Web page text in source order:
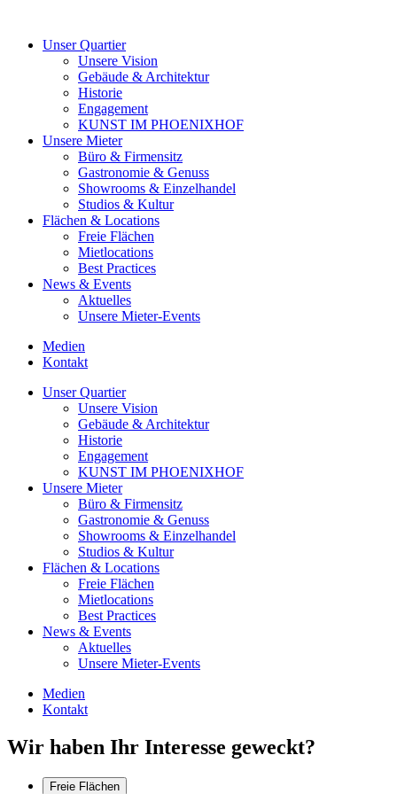
Unser Quartier
Unsere Vision
Gebäude & Architektur
Historie
Engagement
KUNST IM PHOENIXHOF
Unsere Mieter
Büro & Firmensitz
Gastronomie & Genuss
Showrooms & Einzelhandel
Studios & Kultur
Flächen & Locations
Freie Flächen
Mietlocations
Best Practices
News & Events
Aktuelles
Unsere Mieter-Events
Medien
Kontakt
Unser Quartier
Unsere Vision
Gebäude & Architektur
Historie
Engagement
KUNST IM PHOENIXHOF
Unsere Mieter
Büro & Firmensitz
Gastronomie & Genuss
Showrooms & Einzelhandel
Studios & Kultur
Flächen & Locations
Freie Flächen
Mietlocations
Best Practices
News & Events
Aktuelles
Unsere Mieter-Events
Medien
Kontakt
Wir haben Ihr Interesse geweckt?
Freie Flächen